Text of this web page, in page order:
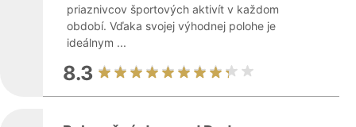
priaznivcov športových aktivít v každom
období. Vďaka svojej výhodnej polohe je
ideálnym ...
8.3